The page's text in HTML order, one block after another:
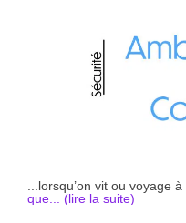
...lorsqu’on vit ou voyage à
que... (lire la suite)